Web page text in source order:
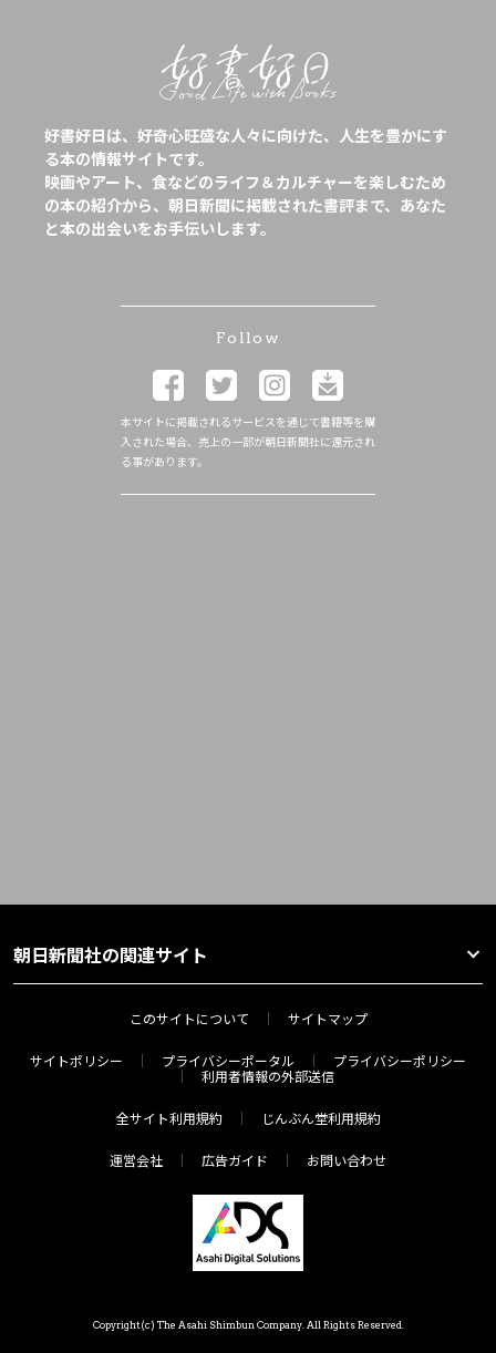
好書好日は、好奇心旺盛な人々に向けた、人生を豊かにす
る本の情報サイトです。
映画やアート、食などのライフ＆カルチャーを楽しむため
の本の紹介から、朝日新聞に掲載された書評まで、あなた
と本の出会いをお手伝いします。
Follow
本サイトに掲載されるサービスを通じて書籍等を購
入された場合、売上の一部が朝日新聞社に還元され
る事があります。
朝日新聞社の関連サイト
このサイトについて サイトマップ
サイトポリシー プライバシーポータル
プライバシーポリシー
利用者情報の外部送信
全サイト利用規約 じんぶん堂利用規約
運営会社 広告ガイド お問い合わせ
Copyright(c) The Asahi Shimbun Company. All Rights Reserved.